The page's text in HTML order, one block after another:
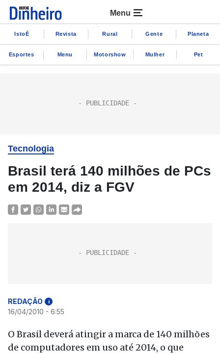
Menu
IstoÉ Revista Rural Gente Planeta
Esportes Menu Motorshow Mulher Pet
Tecnologia
Brasil terá 140 milhões de PCs
em 2014, diz a FGV
REDAÇÃO i
16/04/2010 - 6:55
O Brasil deverá atingir a marca de 140 milhões
de computadores em uso até 2014, o que